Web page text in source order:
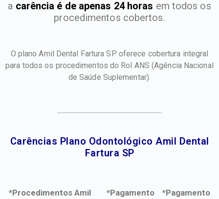
a carência é de apenas 24 horas em todos os
procedimentos cobertos.
O plano Amil Dental Fartura SP oferece cobertura integral
para todos os procedimentos do Rol ANS(Agência Nacional
de Saúde Suplementar).
Carências Plano Odontológico Amil Dental
Fartura SP​
*Procedimentos Amil
*Pagamento
*Pagamento